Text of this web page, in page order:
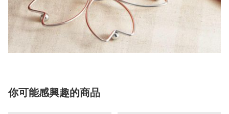
你可能感興趣的商品